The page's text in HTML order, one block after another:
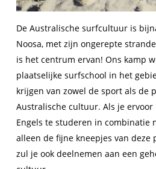
De Australische surfcultuur is
Noosa, met zijn ongerepte
is het centrum ervan! Ons kamp
plaatselijke surfschool in het
krijgen van zowel de sport als de
Australische cultuur. Als je ervoor
Engels te studeren in combinatie
alleen de fijne kneepjes van deze
zul je ook deelnemen aan een